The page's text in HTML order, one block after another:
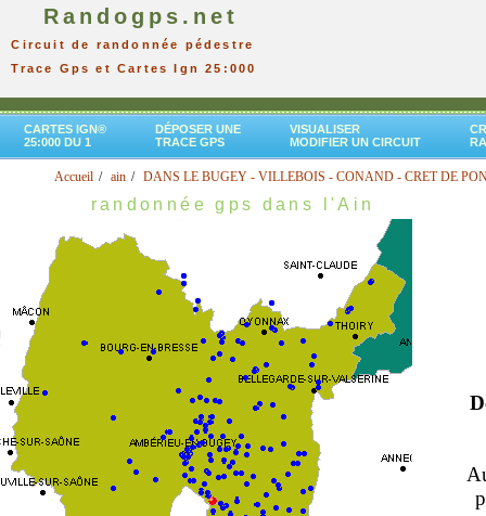
Randogps.net
Circuit de randonnée pédestre
Trace Gps et Cartes Ign 25:000
CARTES IGN®
25:000 DU 1
DÉPOSER UNE
TRACE GPS
VISUALISER
MODIFIER UN CIRCUIT
Accueil ain DANS LE BUGEY - VILLEBOIS - CONAND - CRET DE
randonnée gps dans l'Ain